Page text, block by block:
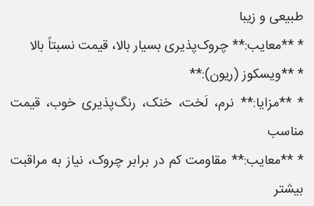
طبیعی و زیبا
* **معایب:** چروک‌پذیری بسیار بالا، قیمت نسبتاً بالا
* **ویسکوز (ریون):**
* **مزایا:** نرم، لَخت، خنک، رنگ‌پذیری خوب، قیمت
مناسب
* **معایب:** مقاومت کم در برابر چروک، نیاز به مراقبت
بیشتر